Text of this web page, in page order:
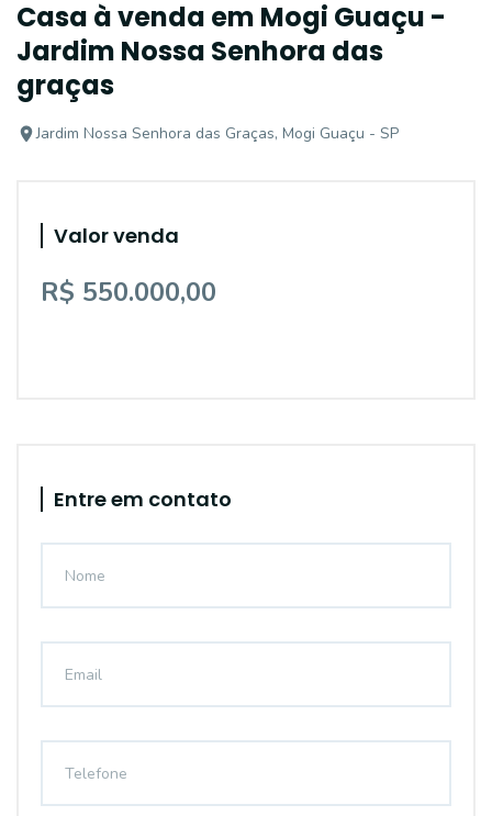
Casa à venda em Mogi Guaçu -
Jardim Nossa Senhora das
graças
Jardim Nossa Senhora das Graças, Mogi Guaçu - SP
Valor venda
R$ 550.000,00
Entre em contato